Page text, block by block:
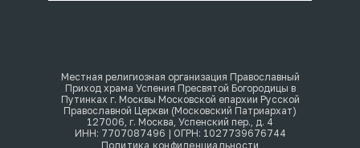
Местная религиозная организация Православный
Приход храма Успения Пресвятой Богородицы в
Путинках г. Москвы Московской епархии Русской
Православной Церкви (Московский Патриархат)
127006, г. Москва, Успенский пер., д. 4
ИНН: 7707087496 | ОГРН: 1027739676744
Политика конфиденциальности